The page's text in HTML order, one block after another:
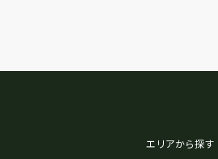
エリアから探す